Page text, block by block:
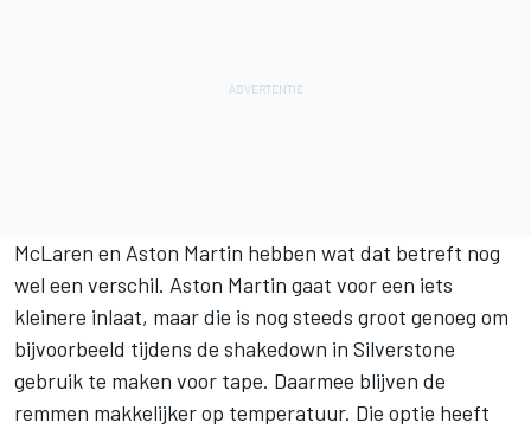
McLaren en Aston Martin hebben wat dat betreft nog
wel een verschil. Aston Martin gaat voor een iets
kleinere inlaat, maar die is nog steeds groot genoeg om
bijvoorbeeld tijdens de shakedown in Silverstone
gebruik te maken voor tape. Daarmee blijven de
remmen makkelijker op temperatuur. Die optie heeft